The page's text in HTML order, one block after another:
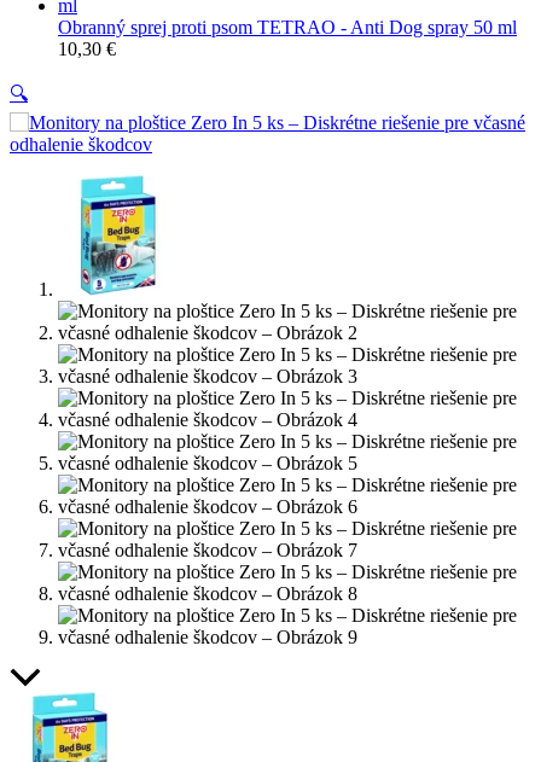
Obranný sprej proti psom TETRAO - Anti Dog spray 50 ml
10,30 €
🔍